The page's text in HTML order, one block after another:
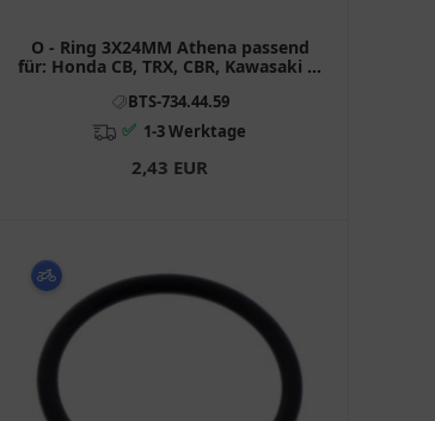
O - Ring 3X24MM Athena passend
für: Honda CB, TRX, CBR, Kawasaki Z,
BTS-734.44.59
✅ 1-3 Werktage
2,43 EUR